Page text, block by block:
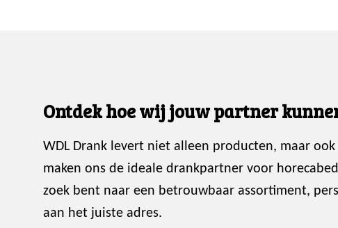
Ontdek hoe wij jouw partner
WDL Drank levert niet alleen producten, maar
maken ons de ideale drankpartner voor
zoek bent naar een betrouwbaar assortiment,
aan het juiste adres.